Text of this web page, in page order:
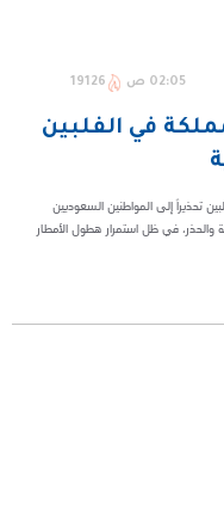
02:05 ص 19126
في الفلبين
تحذيراً إلى المواطنين السعوديين
والحذر، في ظل استمرار هطول الأمطار